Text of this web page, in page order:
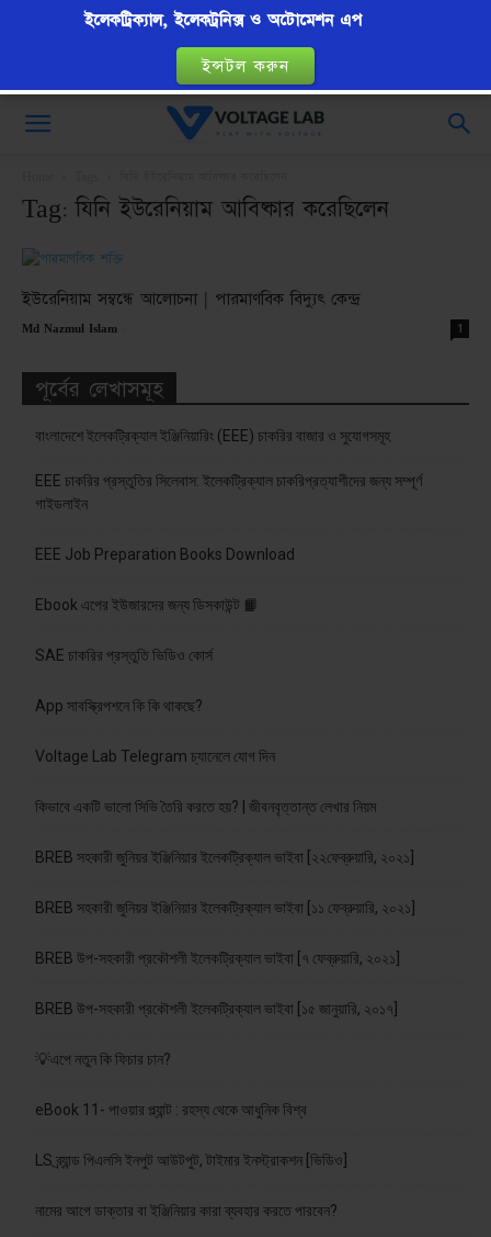
VoltageLab
Tag: যিনি ইউরেনিয়াম আবিষ্কার করেছিলেন
ইউরেনিয়াম সম্বন্ধে আলোচনা | পারমাণবিক বিদ্যুৎ কেন্দ্র
Md Nazmul Islam 1
পূর্বের লেখাসমূহ
বাংলাদেশে ইলেকট্রিক্যাল ইঞ্জিনিয়ারিং (EEE) চাকরির বাজার ও সুযোগসমূহ
EEE চাকরির প্রস্তুতির সিলেবাস: ইলেকট্রিক্যাল চাকরিপ্রত্যাশীদের জন্য সম্পূর্ণ
গাইডলাইন
EEE Job Preparation Books Download
Ebook এপের ইউজারদের জন্য ডিসকাউন্ট 📙
SAE চাকরির প্রস্তুতি ভিডিও কোর্স
App সাবস্ক্রিপশনে কি কি থাকছে?
Voltage Lab Telegram চ্যানেলে যোগ দিন
কিভাবে একটি ভালো সিভি তৈরি করতে হয়? | জীবনবৃত্তান্ত লেখার নিয়ম
BREB সহকারী জুনিয়র ইঞ্জিনিয়ার ইলেকট্রিক্যাল ভাইবা [২২ফেব্রুয়ারি, ২০২১]
BREB সহকারী জুনিয়র ইঞ্জিনিয়ার ইলেকট্রিক্যাল ভাইবা [১১ ফেব্রুয়ারি, ২০২১]
BREB উপ-সহকারী প্রকৌশলী ইলেকট্রিক্যাল ভাইবা [৭ ফেব্রুয়ারি, ২০২১]
BREB উপ-সহকারী প্রকৌশলী ইলেকট্রিক্যাল ভাইবা [১৫ জানুয়ারি, ২০১৭]
💡এপে নতুন কি ফিচার চান?
eBook 11- পাওয়ার প্ল্যান্ট : রহস্য থেকে আধুনিক বিশ্ব
LS ব্র্যান্ড পিএলসি ইনপুট আউটপুট, টাইমার ইনস্ট্রাকশন [ভিডিও]
নামের আগে ডাক্তার বা ইঞ্জিনিয়ার কারা ব্যবহার করতে পারবেন?
ইলেকট্রিক্যাল, ইলেকট্রনিক্স ও অটোমেশন এপ
ইন্সটল করুন